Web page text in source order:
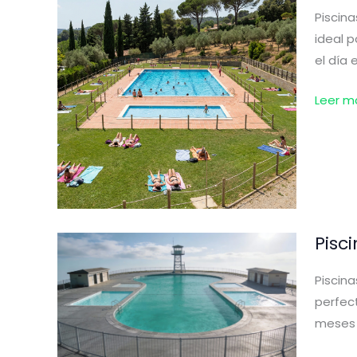
ideal
el día
Leer